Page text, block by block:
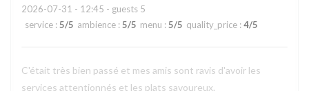
2026-07-31 - 12:45 - guests 5
service : 5/5 ambience : 5/5 menu : 5/5 quality_price : 4/5
C'était très bien passé et mes amis sont ravis d'avoir les
services attentionnés et les plats savoureux.